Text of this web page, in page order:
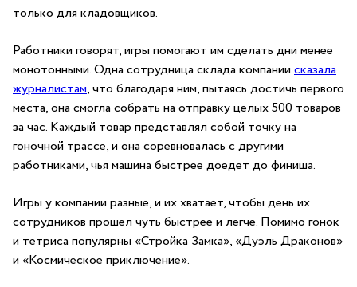
только для кладовщиков.
Работники говорят, игры помогают им сделать дни менее
монотонными. Одна сотрудница склада компании сказала
журналистам, что благодаря ним, пытаясь достичь первого
места, она смогла собрать на отправку целых 500 товаров
за час. Каждый товар представлял собой точку на
гоночной трассе, и она соревновалась с другими
работниками, чья машина быстрее доедет до финиша.
Игры у компании разные, и их хватает, чтобы день их
сотрудников прошел чуть быстрее и легче. Помимо гонок
и тетриса популярны «Стройка Замка», «Дуэль Драконов»
и «Космическое приключение».